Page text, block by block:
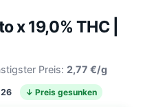
x 19,0% THC |
Preis: 2,77 €/g
↓ Preis gesunken